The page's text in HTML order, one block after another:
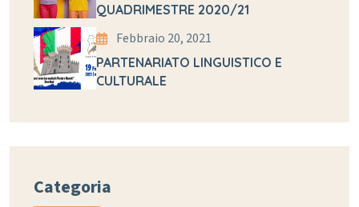
QUADRIMESTRE 2020/21
Febbraio 20, 2021
PARTENARIATO LINGUISTICO E
CULTURALE
Categoria